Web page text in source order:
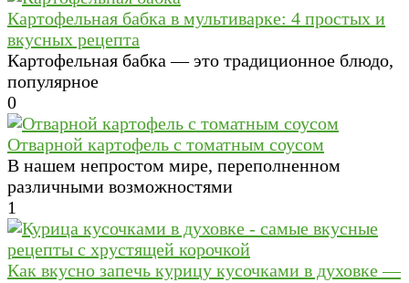
Картофельная бабка в мультиварке: 4 простых и
вкусных рецепта
Картофельная бабка — это традиционное блюдо,
популярное
0
Отварной картофель с томатным соусом
В нашем непростом мире, переполненном
различными возможностями
1
Как вкусно запечь курицу кусочками в духовке —